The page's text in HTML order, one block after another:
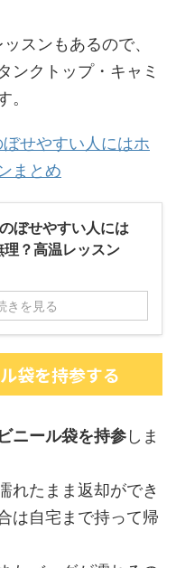
スンもあるので、
ンクトップ・キャミ
。
せやすい人にはホ
まとめ
ぼせやすい人には
？高温レッスン
きを見る
袋を持参する
ビニール袋を持参しま
れたまま返却ができ
は自宅まで持って帰